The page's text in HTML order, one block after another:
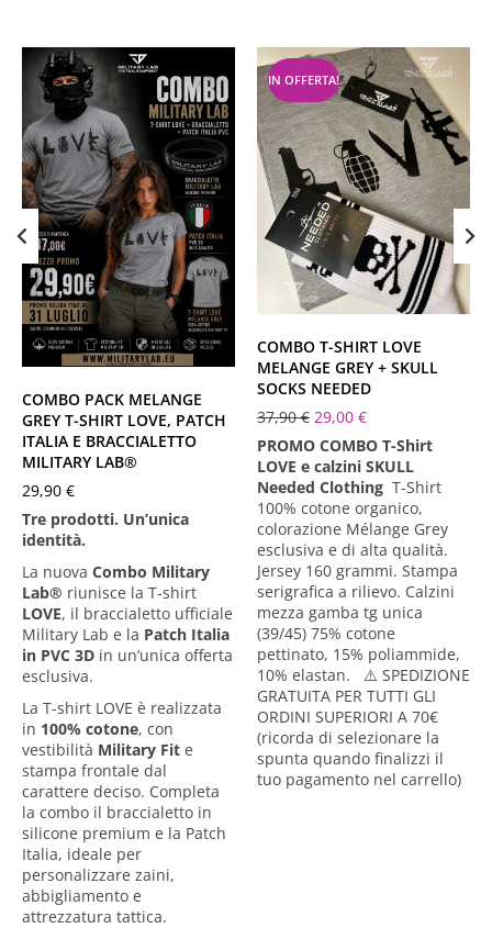
XS S M
L
XL
XXL XXXL
COMBO PACK MELANGE
GREY T-SHIRT LOVE, PATCH
ITALIA E BRACCIALETTO
MILITARY LAB®
29,90 €
Tre prodotti. Un’unica
identità.
La nuova Combo Military
Lab® riunisce la T-shirt
LOVE, il braccialetto ufficiale
Military Lab e la Patch Italia
in PVC 3D in un’unica offerta
esclusiva.
La T-shirt LOVE è realizzata
in 100% cotone, con
vestibilità Military Fit e
stampa frontale dal
carattere deciso. Completa
la combo il braccialetto in
silicone premium e la Patch
Italia, ideale per
personalizzare zaini,
abbigliamento e
attrezzatura tattica.
IN OFFERTA!
Melange Grey
XS
S M
L
XL
XXL XXXL
COMBO T-SHIRT LOVE
MELANGE GREY + SKULL
SOCKS NEEDED
37,90€ 29,00 €
PROMO COMBO T-Shirt
LOVE e calzini SKULL
Needed Clothing T-Shirt
100% cotone organico,
colorazione Mélange Grey
esclusiva e di alta qualità.
Jersey 160 grammi. Stampa
serigrafica a rilievo. Calzini
mezza gamba tg unica
(39/45) 75% cotone
pettinato, 15% poliammide,
10% elastan. ⚠️ SPEDIZIONE
GRATUITA PER TUTTI GLI
ORDINI SUPERIORI A 70€
(ricorda di selezionare la
spunta quando finalizzi il
tuo pagamento nel carrello)